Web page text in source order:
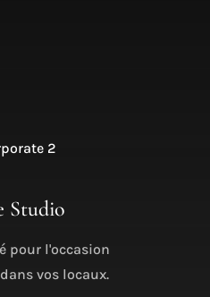
Studio
pour l'occasion
vos locaux.